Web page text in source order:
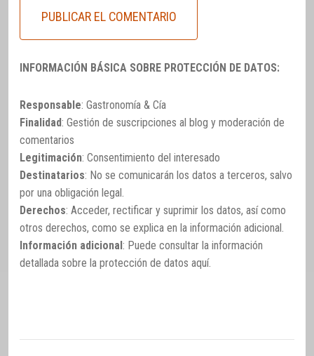
INFORMACIÓN BÁSICA SOBRE PROTECCIÓN DE DATOS:
Responsable: Gastronomía & Cía
Finalidad: Gestión de suscripciones al blog y moderación de
comentarios
Legitimación: Consentimiento del interesado
Destinatarios: No se comunicarán los datos a terceros, salvo
por una obligación legal.
Derechos: Acceder, rectificar y suprimir los datos, así como
otros derechos, como se explica en la información adicional.
Información adicional: Puede consultar la información
detallada sobre la protección de datos aquí.